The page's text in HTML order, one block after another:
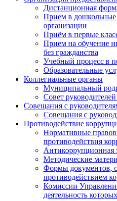
Дистанционная
Прием в дошкольные
организации
Приём в первые
Прием на обучение
без гражданства
Учебный процесс в
Образовательные
Коллегиальные органы
Муниципальный
Совет
Совещания с
Совещания с
Противодействие
Нормативные
противодействия
Антикоррупционная
Методические
Формы документов,
противодействием
Комиссии
деятельность